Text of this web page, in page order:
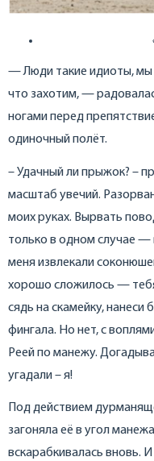
— Люди такие идиоты,
что захотим, —
ногами перед
одиночный полёт.
– Удачный ли прыжок? –
масштаб увечий.
моих руках. Вырвать
только в одном случае —
меня извлекали
хорошо сложилось —
сядь на скамейку,
фингала. Но нет, с
Реей по манежу.
угадали – я!
Под действием
загоняла её в угол
вскарабкивалась вновь.